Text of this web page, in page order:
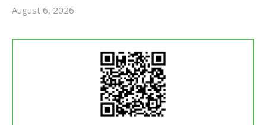
August 6, 2026